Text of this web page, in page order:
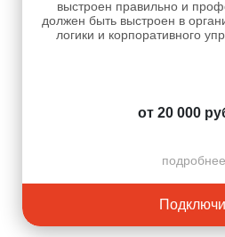
выстроен правильно и
должен быть выстроен в
логики и корпоративного
от 20 000